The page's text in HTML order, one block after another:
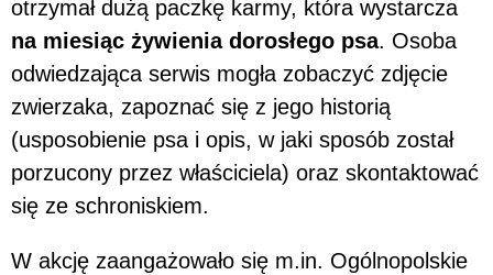
otrzymał dużą paczkę karmy, która wystarcza
na miesiąc żywienia dorosłego psa. Osoba
odwiedzająca serwis mogła zobaczyć zdjęcie
zwierzaka, zapoznać się z jego historią
(usposobienie psa i opis, w jaki sposób został
porzucony przez właściciela) oraz skontaktować
się ze schroniskiem.
W akcję zaangażowało się m.in. Ogólnopolskie